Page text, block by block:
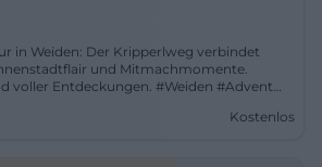
in Weiden: Der Kripperlweg verbindet
und Mitmachmomente.
voller Entdeckungen. #Weiden #Advent
Kostenlos